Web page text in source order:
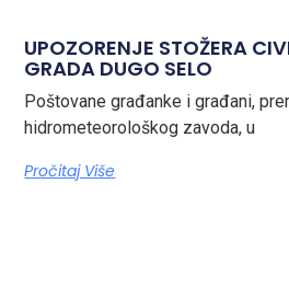
UPOZORENJE STOŽERA
GRADA DUGO SELO
Poštovane građanke i građani,
hidrometeorološkog zavoda, u
Pročitaj Više